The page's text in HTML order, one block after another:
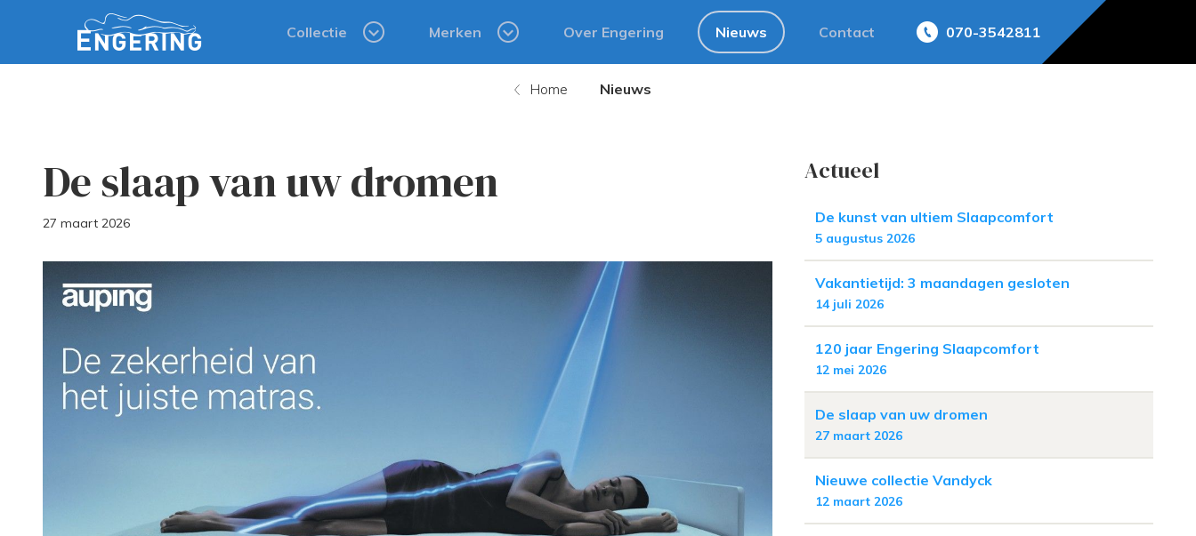
070-3542811
Collectie Merken Over Engering Nieuws Contact
Home Nieuws
De slaap van uw dromen
27 maart 2026
Actueel
De kunst van ultiem Slaapcomfort
5 augustus 2026
Vakantietijd: 3 maandagen gesloten
14 juli 2026
120 jaar Engering Slaapcomfort
12 mei 2026
De slaap van uw dromen
27 maart 2026
Nieuwe collectie Vandyck
12 maart 2026